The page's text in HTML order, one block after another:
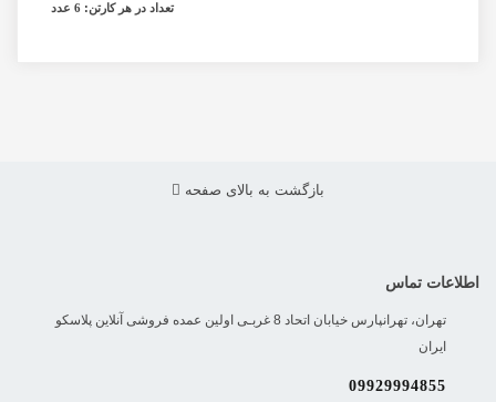
تعداد در هر کارتن: 6 عدد
بازگشت به بالای صفحه
اطلاعات تماس
تهران، تهرانپارس خیابان اتحاد 8 غربـی اولین عمده فروشی آنلاین پلاسکو
ایران
09929994855